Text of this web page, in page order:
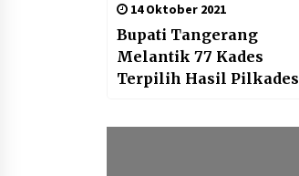
14 Oktober 2021
Bupati Tangerang
Melantik 77 Kades
Terpilih Hasil Pilkades